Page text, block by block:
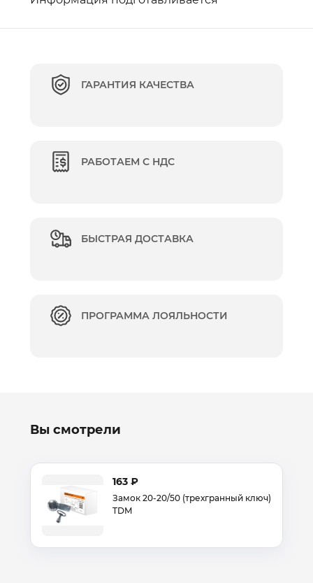
ГАРАНТИЯ КАЧЕСТВА
РАБОТАЕМ С НДС
БЫСТРАЯ ДОСТАВКА
ПРОГРАММА ЛОЯЛЬНОСТИ
Вы смотрели
163 ₽
Замок 20-20/50 (трехгранный ключ)
TDM